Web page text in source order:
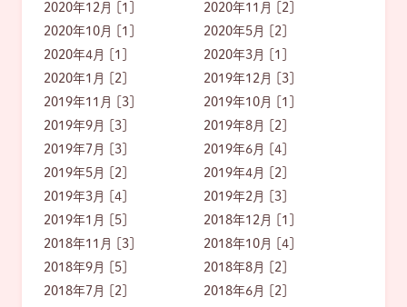
2020年12月 [1]
2020年11月 [2]
2020年10月 [1]
2020年5月 [2]
2020年4月 [1]
2020年3月 [1]
2020年1月 [2]
2019年12月 [3]
2019年11月 [3]
2019年10月 [1]
2019年9月 [3]
2019年8月 [2]
2019年7月 [3]
2019年6月 [4]
2019年5月 [2]
2019年4月 [2]
2019年3月 [4]
2019年2月 [3]
2019年1月 [5]
2018年12月 [1]
2018年11月 [3]
2018年10月 [4]
2018年9月 [5]
2018年8月 [2]
2018年7月 [2]
2018年6月 [2]